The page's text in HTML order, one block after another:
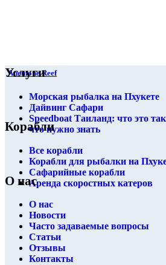
Anemone Reef
Услуги
Морская рыбалка на Пхукете
Дайвинг Сафари
Speedboat Таиланд: что это
что нужно знать
Корабли
Все корабли
Корабли для рыбалки на
Сафарийные корабли
Аренда скоростных катеров
О нас
О нас
Новости
Часто задаваемые вопросы
Статьи
Отзывы
Контакты